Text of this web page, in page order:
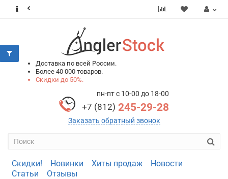
Доставка по всей России.
Более 40 000 товаров.
Скидки до 50%.
пн-пт с 10-00 до 18-00
+7 (812) 245-29-28
Заказать обратный звонок
Скидки! Новинки Хиты продаж
Новости
Статьи
Отзывы